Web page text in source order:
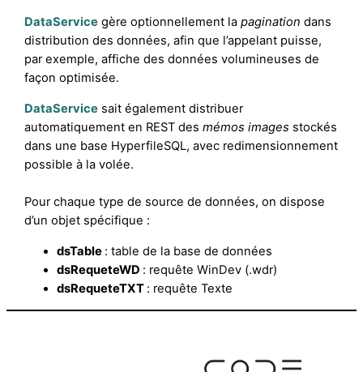
DataService gère optionnellement lapaginationdans
distribution des données, afin que l’appelant puisse,
par exemple, affiche des données volumineuses de
façon optimisée.
DataService sait également distribuer
automatiquement en REST desmémos images stockés
dans une base HyperfileSQL, avec redimensionnement
possible à la volée.
Pour chaque type de source de données, on dispose
d’un objet spécifique :
dsTable : table de la base de données
dsRequeteWD : requête WinDev (.wdr)
dsRequeteTXT : requête Texte